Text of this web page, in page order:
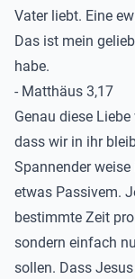
Vater liebt. Eine
Das ist mein
habe.
- Matthäus 3,17
Genau diese
dass wir in ihr
Spannender
etwas Passivem.
bestimmte Zeit
sondern einfach
sollen. Dass